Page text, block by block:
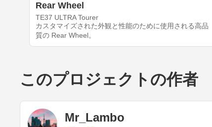
Rear Wheel
TE37 ULTRA Tourer
カスタマイズされた外観と性能のために使用される高品
質の Rear Wheel。
このプロジェクトの作者
Mr_Lambo